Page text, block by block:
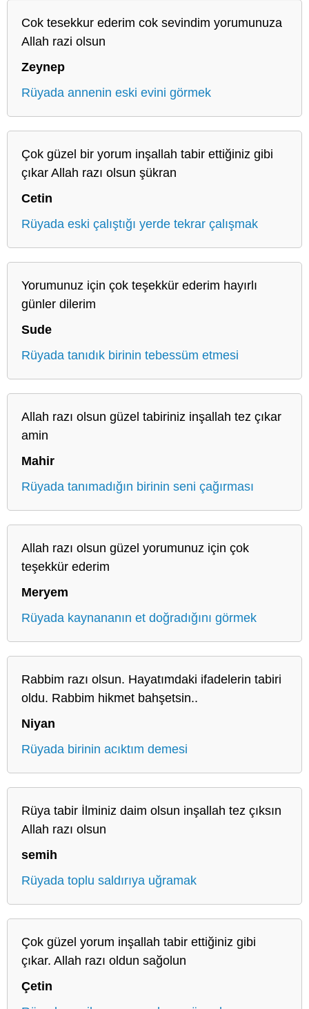
Cok tesekkur ederim cok sevindim yorumunuza
Allah razi olsun
Zeynep
Rüyada annenin eski evini görmek
Çok güzel bir yorum inşallah tabir ettiğiniz gibi
çıkar Allah razı olsun şükran
Cetin
Rüyada eski çalıştığı yerde tekrar çalışmak
Yorumunuz için çok teşekkür ederim hayırlı
günler dilerim
Sude
Rüyada tanıdık birinin tebessüm etmesi
Allah razı olsun güzel tabiriniz inşallah tez çıkar
amin
Mahir
Rüyada tanımadığın birinin seni çağırması
Allah razı olsun güzel yorumunuz için çok
teşekkür ederim
Meryem
Rüyada kaynananın et doğradığını görmek
Rabbim razı olsun. Hayatımdaki ifadelerin tabiri
oldu. Rabbim hikmet bahşetsin..
Niyan
Rüyada birinin acıktım demesi
Rüya tabir İlminiz daim olsun inşallah tez çıksın
Allah razı olsun
semih
Rüyada toplu saldırıya uğramak
Çok güzel yorum inşallah tabir ettiğiniz gibi
çıkar. Allah razı oldun sağolun
Çetin